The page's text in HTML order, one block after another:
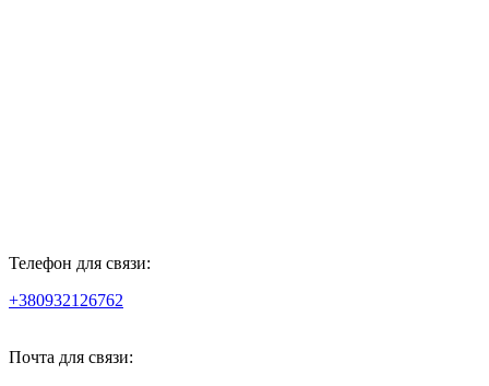
Телефон для связи:
+380932126762
Почта для связи: